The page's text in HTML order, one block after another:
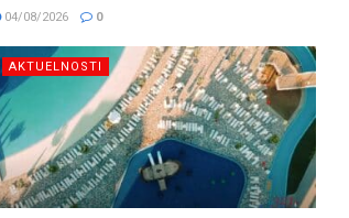
04/08/2026 0
AKTUELNOSTI